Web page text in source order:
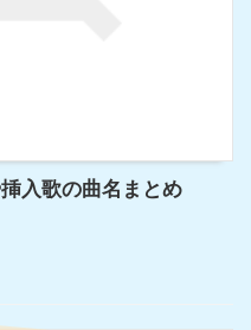
入歌の曲名まとめ